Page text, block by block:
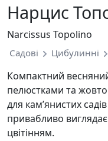
Нарцис
Narcissus Topolino
Садові Цибулинні
Компактний
пелюстками та
для кам’янистих
привабливо
цвітінням.